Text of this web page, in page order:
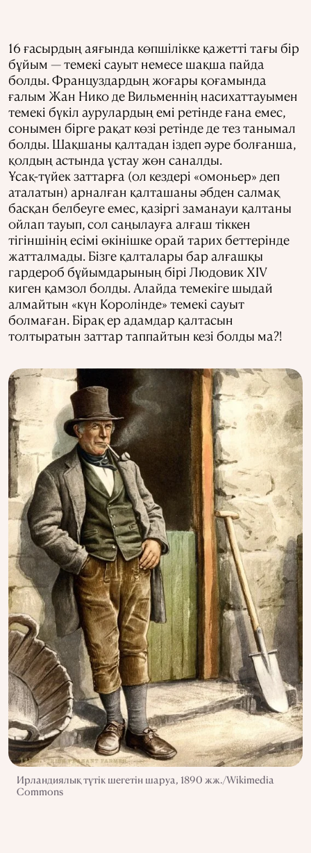
16 ғасырдың аяғында көпшілікке қажетті тағы бір
бұйым — темекі сауыт немесе шақша пайда
болды. Француздардың жоғары қоғамында
ғалым Жан Нико де Вильменнің насихаттауымен
темекі бүкіл аурулардың емі ретінде ғана емес,
сонымен бірге рақат көзі ретінде де тез танымал
болды. Шақшаны қалтадан іздеп әуре болғанша,
қолдың астында ұстау жөн саналды.
Ұсақ-түйек заттарға (ол кездері «омоньер» деп
аталатын) арналған қалташаны әбден салмақ
басқан белбеуге емес, қазіргі заманауи қалтаны
ойлап тауып, сол саңылауға алғаш тіккен
тігіншінің есімі өкінішке орай тарих беттерінде
жатталмады. Бізге қалталары бар алғашқы
гардероб бұйымдарының бірі Людовик XIV
киген қамзол болды. Алайда темекіге шыдай
алмайтын «күн Королінде» темекі сауыт
болмаған. Бірақ ер адамдар қалтасын
толтыратын заттар таппайтын кезі болды ма?!
Ирландиялық түтік шегетін шаруа, 1890 жж./Wikimedia
Commons